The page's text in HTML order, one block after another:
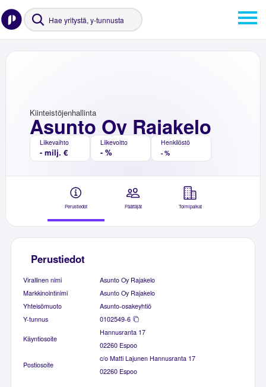
Asunto Oy Rajakelo
Kiinteistöjenhallinta
Liikevaihto
- milj. €
Liikevoitto
- %
Henkilöstö
- %
Perustiedot Päättäjät Toimipaikat
Perustiedot
Virallinen nimi
Asunto Oy Rajakelo
Markkinointinimi
Asunto Oy Rajakelo
Yhteisömuoto
Asunto-osakeyhtiö
Y-tunnus
0102549-6
Käyntiosoite
Hannusranta 17
02260 Espoo
Postiosoite
c/o Matti Lajunen Hannusranta 17
02260 Espoo